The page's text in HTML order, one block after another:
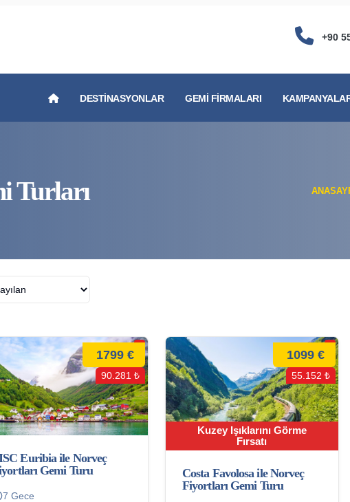
+90
DESTINASYONLAR GEMI FIRMALARI
Turları
1799 €
90.281 ₺
Euribia ile Norveç
Gemi Turu
7 Gece
Kuzey Işıklarını Görme
Fırsatı
1099 €
55.152 ₺
Costa Favolosa ile Norveç
Fiyortları Gemi Turu